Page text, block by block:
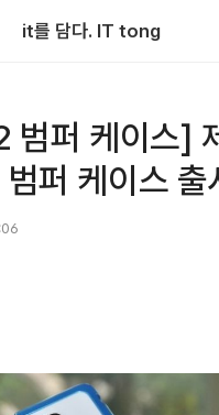
it를 담다. IT tong
범퍼 케이스]
퍼 케이스 출